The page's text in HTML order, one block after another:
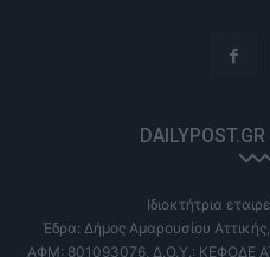
Ιδιοκτήτρια
Έδρα: Δήμος Αμαρουσίου
ΑΦΜ: 801093076, Δ.Ο.Υ.: ΚΕΦΟΔΕ